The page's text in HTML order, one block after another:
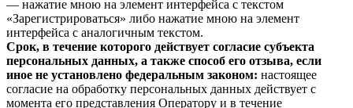
— нажатие мною на элемент интерфейса с текстом
«Зарегистрироваться» либо нажатие мною на элемент
интерфейса с аналогичным текстом.
Срок, в течение которого действует согласие субъекта
персональных данных, а также способ его отзыва, если
иное не установлено федеральным законом: настоящее
согласие на обработку персональных данных действует с
момента его представления Оператору и в течение